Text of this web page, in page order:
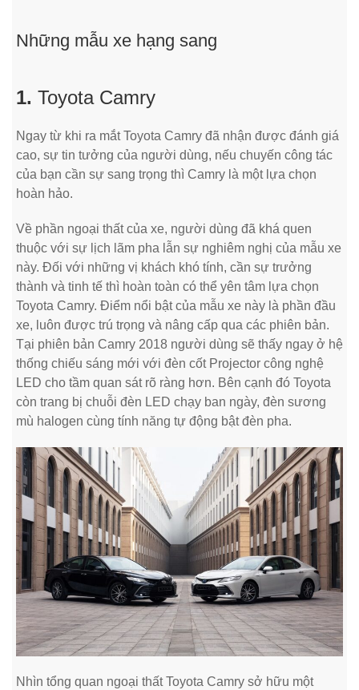
Những mẫu xe hạng sang
1. Toyota Camry
Ngay từ khi ra mắt Toyota Camry đã nhận được đánh giá
cao, sự tin tưởng của người dùng, nếu chuyến công tác
của bạn cần sự sang trọng thì Camry là một lựa chọn
hoàn hảo.
Về phần ngoại thất của xe, người dùng đã khá quen
thuộc với sự lịch lãm pha lẫn sự nghiêm nghị của mẫu xe
này. Đối với những vị khách khó tính, cần sự trưởng
thành và tinh tế thì hoàn toàn có thể yên tâm lựa chọn
Toyota Camry. Điểm nổi bật của mẫu xe này là phần đầu
xe, luôn được trú trọng và nâng cấp qua các phiên bản.
Tại phiên bản Camry 2018 người dùng sẽ thấy ngay ở hệ
thống chiếu sáng mới với đèn cốt Projector công nghệ
LED cho tầm quan sát rõ ràng hơn. Bên cạnh đó Toyota
còn trang bị chuỗi đèn LED chạy ban ngày, đèn sương
mù halogen cùng tính năng tự động bật đèn pha.
Nhìn tổng quan ngoại thất Toyota Camry sở hữu một